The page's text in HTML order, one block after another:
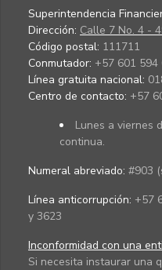
Superintendencia
Dirección: Calle 7 No. 4 -
Código postal: 111711
Conmutador: +57 601
Línea gratuita nacional:
Centro de contacto: +57
Lunes a viernes
continua.
Numeral abreviado: #903
Línea anticorrupción: +57
y 3623
Inconformidad con una
Si necesita instaurar una